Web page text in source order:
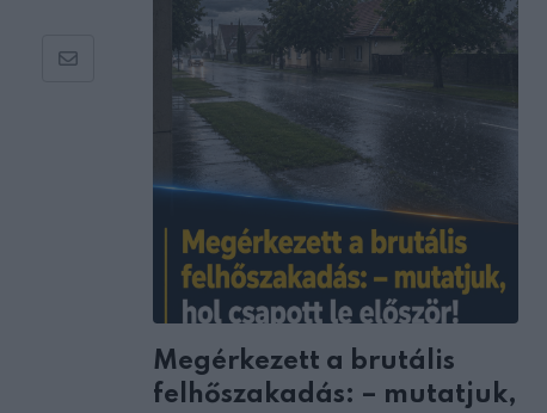
Share
Megérkezett a brutális
felhőszakadás: – mutatjuk,